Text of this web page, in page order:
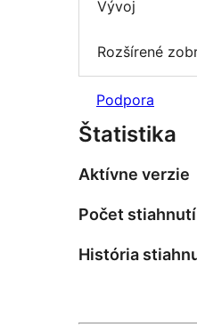
Vývoj
Rozšírené
Podpora
Štatistika
Aktívne verzie
Počet
História